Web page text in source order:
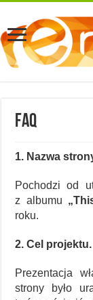
FAQ
1. Nazwa
Pochodzi od
z albumu
roku.
2. Cel projektu.
Prezentacja
strony było